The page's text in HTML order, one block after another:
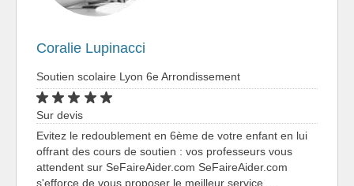
Coralie Lupinacci
Soutien scolaire Lyon 6e Arrondissement
Sur devis
Evitez le redoublement en 6ème de votre enfant en lui
offrant des cours de soutien : vos professeurs vous
attendent sur SeFaireAider.com SeFaireAider.com
s'efforce de vous proposer le meilleur service…